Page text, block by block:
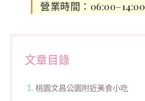
營業時間：06:00–14:00
文章目錄
桃園文昌公園附近美食小吃